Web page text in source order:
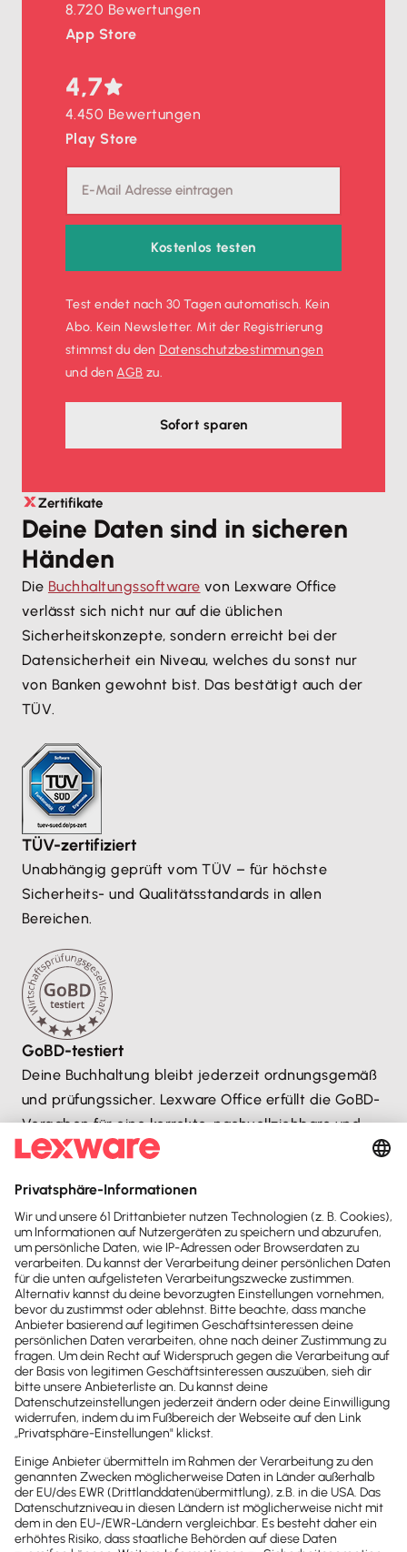
App Store
8.720 Bewertungen
4,7
Play Store
4.450 Bewertungen
Kostenlos testen
Test endet nach 30 Tagen automatisch. Kein
Abo. Kein Newsletter. Mit der Registrierung
stimmst du denDatenschutz­bestimmungen
und denAGB zu.
Sofort sparen
Zertifikate
Deine Daten sind in sicheren
Händen
Die Buchhaltungssoftware von Lexware Office
verlässt sich nicht nur auf die üblichen
Sicherheitskonzepte, sondern erreicht bei der
Datensicherheit ein Niveau, welches du sonst nur
von Banken gewohnt bist. Das bestätigt auch der
TÜV.
TÜV-zertifiziert
Unabhängig geprüft vom TÜV – für höchste
Sicherheits- und Qualitätsstandards in allen
Bereichen.
GoBD-testiert
Deine Buchhaltung bleibt jederzeit ordnungsgemäß
und prüfungssicher. Lexware Office erfüllt die GoBD-
Vorgaben für eine korrekte, nachvollziehbare und
unveränderbare Buchführung.
DSGVO-konform
Deine Daten werden nach strengsten
Datenschutzregeln verarbeitet und gespeichert. So
behältst du die volle Kontrolle über
personenbezogene Daten – transparent, sicher und
rechtskonform.
Made in Germany